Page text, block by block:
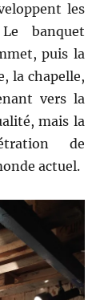
les
banquet
puis la
la chapelle,
vers la
mais la
de
actuel.